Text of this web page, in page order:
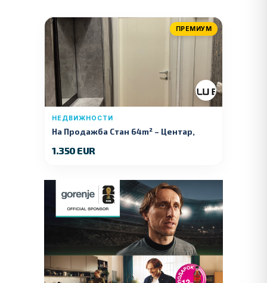
ПРЕМИУМ
НЕДВИЖНОСТИ
На Продажба Стан 64m² – Центар,
1.350 EUR